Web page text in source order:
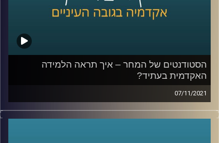
קרדיט תמונות:AudioVersity
הסטודנטים של המחר – איך תראה הלמידה
האקדמית בעתיד?
07/11/2021
כיצד אוניברסיטאות בעולם כבר עכשיו משנות את אופן
הלמידה בהן כדי להתאים לעולם החדש? מה המגמות שרואים